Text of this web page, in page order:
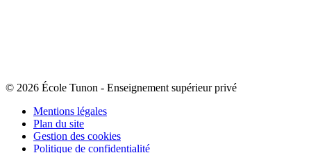
© 2026 École Tunon - Enseignement supérieur privé
Mentions légales
Plan du site
Gestion des cookies
Politique de confidentialité